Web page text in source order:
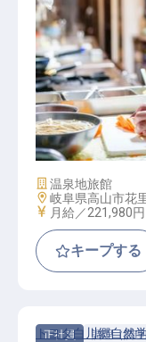
調理
施設業態
温泉地旅館
勤務地
岐阜県高山市花
給与
月給／221,980円
キープする
正社員 調理（調理
トヨタ白川郷自然